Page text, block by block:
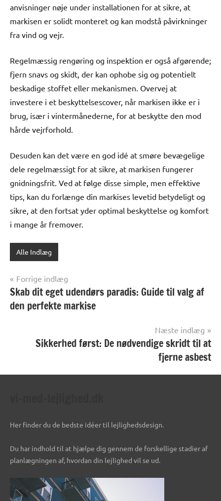
anvisninger nøje under installationen for at sikre, at
markisen er solidt monteret og kan modstå påvirkninger
fra vind og vejr.
Regelmæssig rengøring og inspektion er også afgørende;
fjern snavs og skidt, der kan ophobe sig og potentielt
beskadige stoffet eller mekanismen. Overvej at
investere i et beskyttelsescover, når markisen ikke er i
brug, især i vintermånederne, for at beskytte den mod
hårde vejrforhold.
Desuden kan det være en god idé at smøre bevægelige
dele regelmæssigt for at sikre, at markisen fungerer
gnidningsfrit. Ved at følge disse simple, men effektive
tips, kan du forlænge din markises levetid betydeligt og
sikre, at den fortsat yder optimal beskyttelse og komfort
i mange år fremover.
Alle Indlæg
Indlægsnavigation
Forrige indlæg
Skab dit eget udendørs paradis: Guide til valg af
den perfekte markise
Næste indlæg
Sikkerhed først: De nødvendige skridt til at
fjerne asbest
Her finder du de bedste idéer til lejlighedsdesign.
Du har indhold til at hjælpe dig gennem de forskellige stadier af
planlægningen af, hvordan din lejlighed vil se ud.